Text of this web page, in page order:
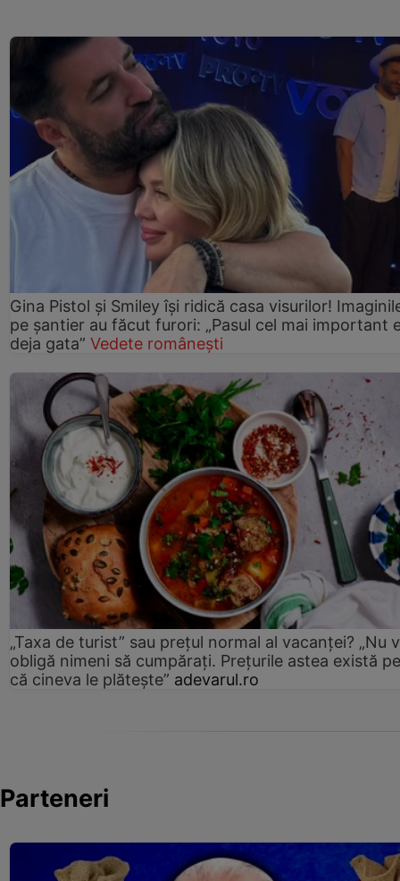
Gina Pistol și Smiley își ridică casa visurilor!
pe șantier au făcut furori: „Pasul cel mai important
deja gata” Vedete românești
„Taxa de turist” sau prețul normal al vacanței? „Nu
obligă nimeni să cumpărați. Prețurile astea există
că cineva le plătește” adevarul.ro
Parteneri